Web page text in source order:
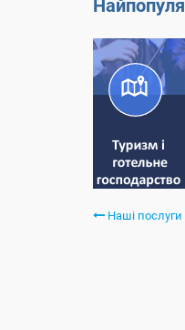
Наші послуги